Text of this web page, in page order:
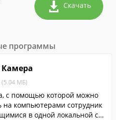
Скачать
программы
(5.04 МБ)
с помощью которой можно
на компьютерами сотрудник
в одной локальной се